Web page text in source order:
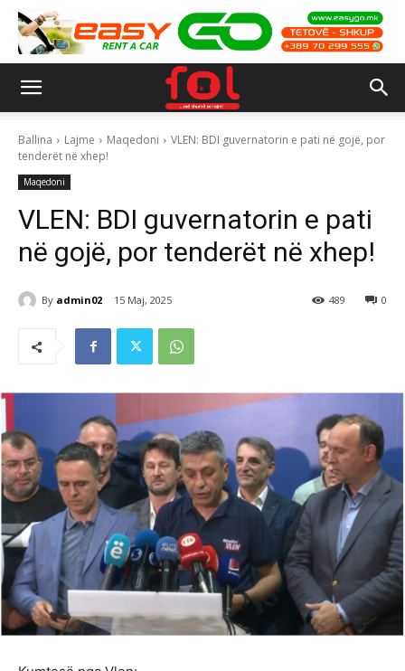
Ballina Lajme Maqedoni
VLEN: BDI guvernatorin e pati në gojë, por
tenderët në xhep!
Maqedoni
VLEN: BDI guvernatorin e pati
në gojë, por tenderët në xhep!
By admin02 15 Maj, 2025 0
489